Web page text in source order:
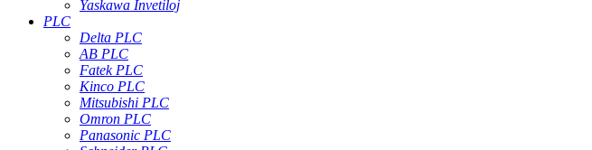
Yaskawa Invetiloj
PLC
Delta PLC
AB PLC
Fatek PLC
Kinco PLC
Mitsubishi PLC
Omron PLC
Panasonic PLC